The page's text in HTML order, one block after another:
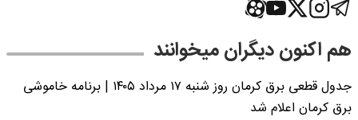
هم اکنون دیگران میخوانند
جدول قطعی برق کرمان روز شنبه ۱۷ مرداد ۱۴۰۵ | برنامه خاموشی
برق کرمان اعلام شد